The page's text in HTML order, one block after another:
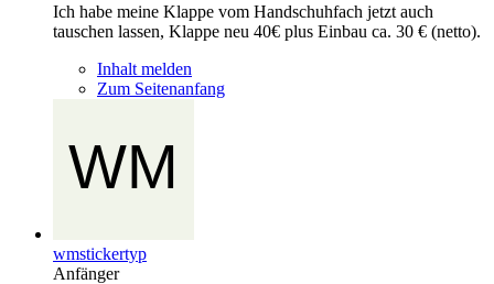
Ich habe meine Klappe vom Handschuhfach jetzt auch
tauschen lassen, Klappe neu 40€ plus Einbau ca. 30 € (netto).
Inhalt melden
Zum Seitenanfang
wmstickertyp
Anfänger